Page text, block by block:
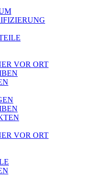
VOR ORT
VOR ORT